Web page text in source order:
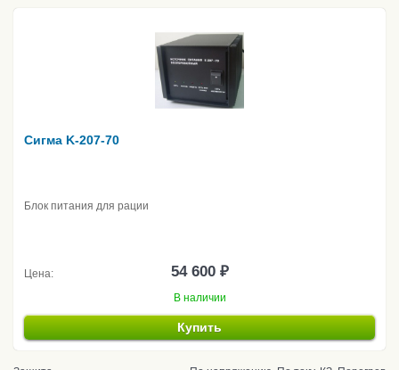
Сигма K-207-70
Блок питания для рации
Цена: 54 600 ₽
В наличии
Купить